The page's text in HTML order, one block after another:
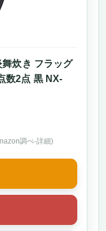
人
熱デュアル圧力
探す旅は終わり
なきゃ損”レベ
手に入れるべき
印 圧力IH炊飯
炊き フラッグ
数2点 黒 NX-
調べ-詳細)